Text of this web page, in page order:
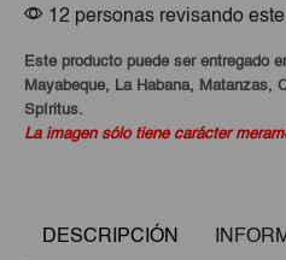
12 personas revisando
Este producto puede ser entregado
Mayabeque, La Habana, Matanzas,
Spíritus.
La imagen sólo tiene carácter
DESCRIPCIÓN